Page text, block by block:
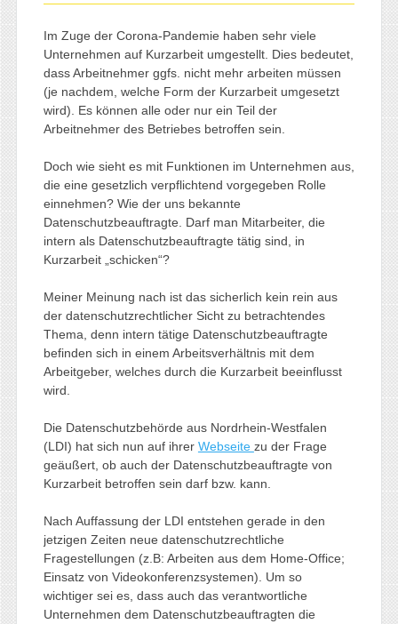
Im Zuge der Corona-Pandemie haben sehr viele
Unternehmen auf Kurzarbeit umgestellt. Dies bedeutet,
dass Arbeitnehmer ggfs. nicht mehr arbeiten müssen
(je nachdem, welche Form der Kurzarbeit umgesetzt
wird). Es können alle oder nur ein Teil der
Arbeitnehmer des Betriebes betroffen sein.
Doch wie sieht es mit Funktionen im Unternehmen aus,
die eine gesetzlich verpflichtend vorgegeben Rolle
einnehmen? Wie der uns bekannte
Datenschutzbeauftragte. Darf man Mitarbeiter, die
intern als Datenschutzbeauftragte tätig sind, in
Kurzarbeit „schicken“?
Meiner Meinung nach ist das sicherlich kein rein aus
der datenschutzrechtlicher Sicht zu betrachtendes
Thema, denn intern tätige Datenschutzbeauftragte
befinden sich in einem Arbeitsverhältnis mit dem
Arbeitgeber, welches durch die Kurzarbeit beeinflusst
wird.
Die Datenschutzbehörde aus Nordrhein-Westfalen
(LDI) hat sich nun auf ihrer Webseite zu der Frage
geäußert, ob auch der Datenschutzbeauftragte von
Kurzarbeit betroffen sein darf bzw. kann.
Nach Auffassung der LDI entstehen gerade in den
jetzigen Zeiten neue datenschutzrechtliche
Fragestellungen (z.B: Arbeiten aus dem Home-Office;
Einsatz von Videokonferenzsystemen). Um so
wichtiger sei es, dass auch das verantwortliche
Unternehmen dem Datenschutzbeauftragten die